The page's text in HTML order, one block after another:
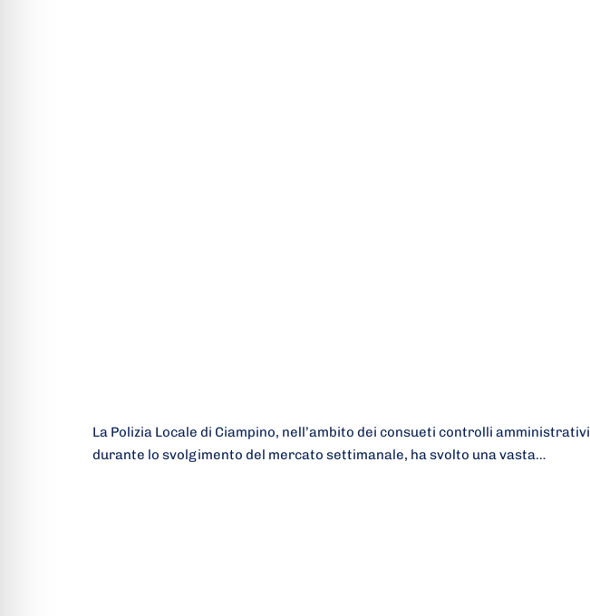
La Polizia Locale di Ciampino, nell’ambito dei consueti controlli amministrativi
durante lo svolgimento del mercato settimanale, ha svolto una vasta…